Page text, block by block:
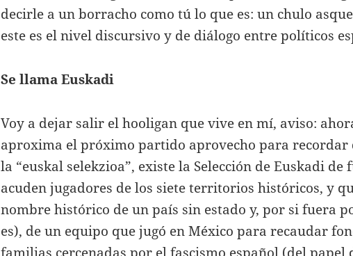
decirle a un borracho como tú lo que es: un chulo
este es el nivel discursivo y de diálogo entre políticos
Se llama Euskadi
Voy a dejar salir el hooligan que vive en mí, aviso:
aproxima el próximo partido aprovecho para recordar
la “euskal selekzioa”, existe la Selección de Euskadi de
acuden jugadores de los siete territorios históricos, y
nombre histórico de un país sin estado y, por si fuera
es), de un equipo que jugó en México para recaudar
familias cercenadas por el fascismo español (del papel